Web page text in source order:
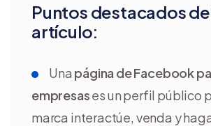
Puntos destacados
artículo:
Una página de Facebook
empresases un perfil público
marca interactúe, venda y